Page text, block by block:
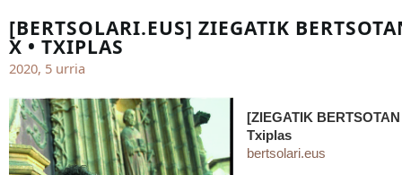
[BERTSOLARI.EUS] ZIEGATIK
X • TXIPLAS
2020, 5 urria
[ZIEGATIK
Txiplas
bertsolari.eus